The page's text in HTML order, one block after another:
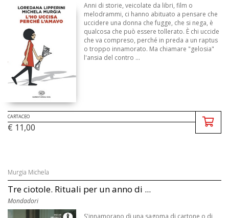
Anni di storie, veicolate da libri, film o
melodrammi, ci hanno abituato a pensare che
uccidere una donna che fugge, che si nega, è
qualcosa che può essere tollerato. È chi uccide
che va compreso, perché in preda a un raptus
o troppo innamorato. Ma chiamare "gelosia"
l'ansia del contro ...
CARTACEO
€ 11,00
Murgia Michela
Tre ciotole. Rituali per un anno di ...
Mondadori